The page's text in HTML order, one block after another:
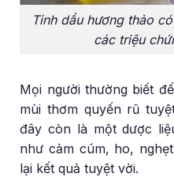
Tinh dầu hương thảo
các triệu
Mọi người thường biết
mùi thơm quyến rũ
đây còn là một dược
như cảm cúm, ho,
lại kết quả tuyệt vời.